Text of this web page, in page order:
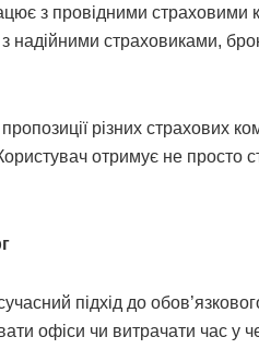
з провідними страховими
страховиками,
різних страхових
отримує не просто
підхід до
офіси чи витрачати час